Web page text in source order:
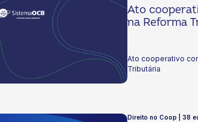
Ato
na Reforma
Ato cooperativo
Tributária
Direito no Coop | 38